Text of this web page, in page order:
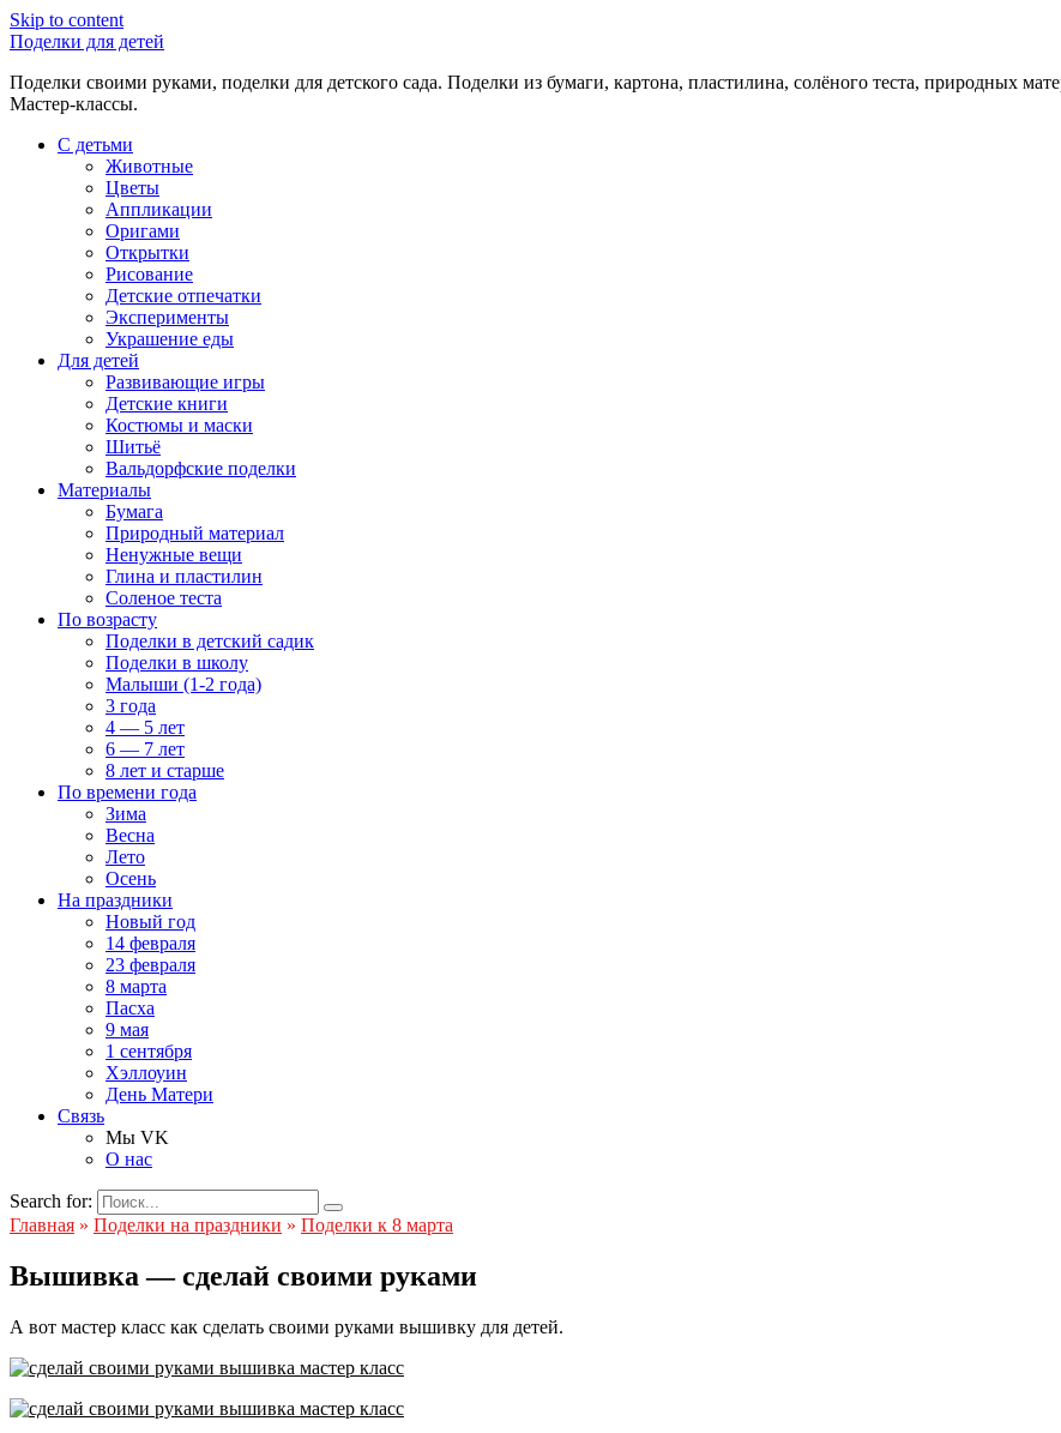
Skip to content
Поделки для детей
Поделки своими руками, поделки для детского сада. Поделки из бумаги, картона, пластилина, солёного теста, природных
Мастер-классы.
С детьми
Животные
Цветы
Аппликации
Оригами
Открытки
Рисование
Детские отпечатки
Эксперименты
Украшение еды
Для детей
Развивающие игры
Детские книги
Костюмы и маски
Шитьё
Вальдорфские поделки
Материалы
Бумага
Природный материал
Ненужные вещи
Глина и пластилин
Соленое теста
По возрасту
Поделки в детский садик
Поделки в школу
Малыши (1-2 года)
3 года
4 — 5 лет
6 — 7 лет
8 лет и старше
По времени года
Зима
Весна
Лето
Осень
На праздники
Новый год
14 февраля
23 февраля
8 марта
Пасха
9 мая
1 сентября
Хэллоуин
День Матери
Связь
Мы VK
О нас
Search for:
Главная » Поделки на праздники » Поделки к 8 марта
Вышивка — сделай своими руками
А вот мастер класс как сделать своими руками вышивку для детей.